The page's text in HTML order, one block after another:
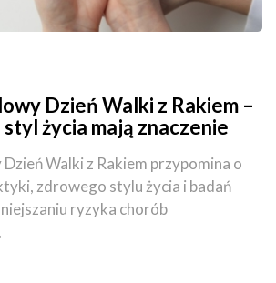
Dzień Walki z Rakiem –
życia mają znaczenie
Walki z Rakiem przypomina o
zdrowego stylu życia i badań
ryzyka chorób